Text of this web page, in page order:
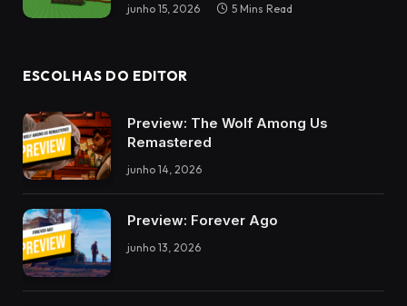
junho 15, 2026 5 Mins Read
ESCOLHAS DO EDITOR
Preview: The Wolf Among Us
Remastered
junho 14, 2026
Preview: Forever Ago
junho 13, 2026